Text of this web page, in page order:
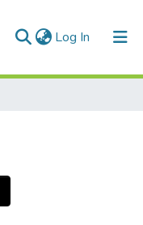
Log In (current)